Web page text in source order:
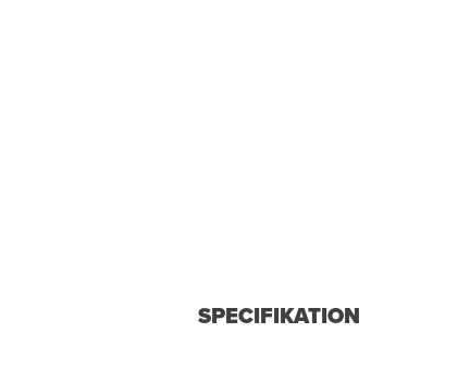
SPECIFIKATION